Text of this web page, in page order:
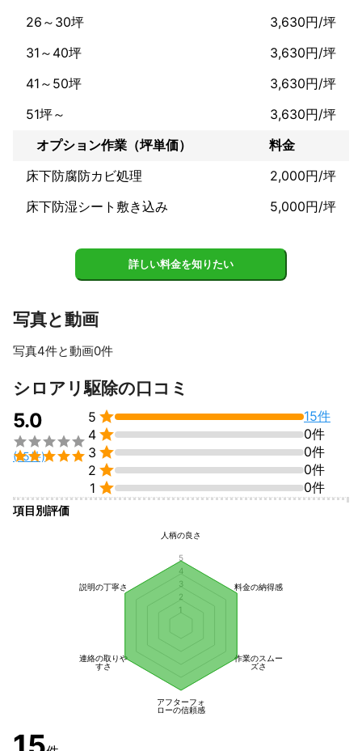
26～30坪
3,630円/坪
31～40坪
3,630円/坪
41～50坪
3,630円/坪
51坪～
3,630円/坪
オプション作業（坪単価）
料金
床下防腐防カビ処理
2,000円/坪
床下防湿シート敷き込み
5,000円/坪
詳しい料金を知りたい
写真と動画
写真4件と動画0件
シロアリ駆除の口コミ
5.0


(15件)
5 
15件
4 
0件
3 
0件
2 
0件
1  0件
項目別評価
人柄の良さ
料金の納得感
作業のスムー
ズさ
アフターフォ
ローの信頼感
連絡の取りや
すさ
説明の丁寧さ
1
2
3
4
5